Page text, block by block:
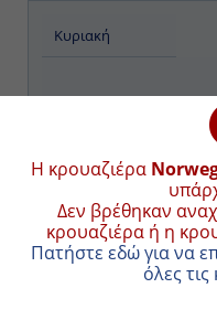
Η κρουαζιέρα
Δεν βρέθηκαν
κρουαζιέρα ή η
Πατήστε εδώ για να
όλες
Κυριακή
Δευτέρα
ΧΑΡΤΗΣ